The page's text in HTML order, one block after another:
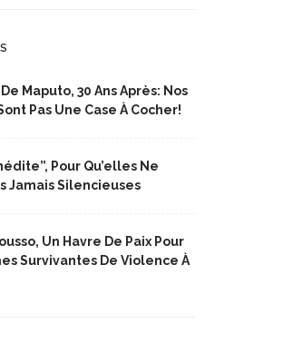
Maputo, 30 Ans Après: Nos
Pas Une Case À Cocher!
Pour Qu’elles Ne
Jamais Silencieuses
Un Havre De Paix Pour
Survivantes De Violence À